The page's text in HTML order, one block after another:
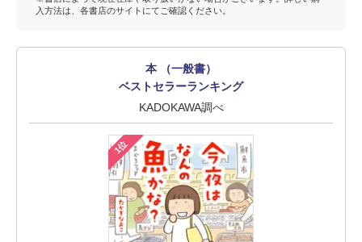
入方法は、各書店のサイトにてご確認ください。
本 （一般書）
ベストセラーランキング
KADOKAWA調べ
1位